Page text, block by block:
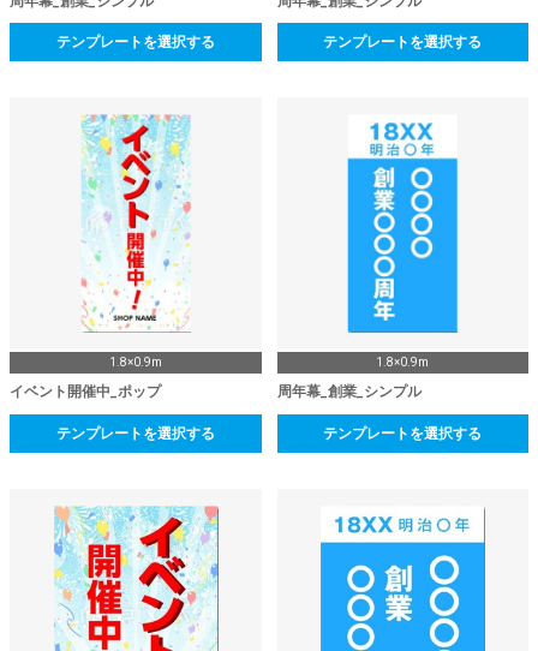
テンプレートを選択する テンプレートを選択する
1.8×0.9m
イベント開催中_ポップ
テンプレートを選択する
1.8×0.9m
周年幕_創業_シンプル
テンプレートを選択する